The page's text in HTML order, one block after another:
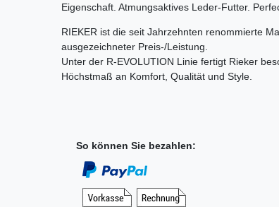
Eigenschaft. Atmungsaktives Leder-Futter.
RIEKER ist die seit Jahrzehnten renommierte
ausgezeichneter Preis-/Leistung.
Unter der R-EVOLUTION Linie fertigt Rieker
Höchstmaß an Komfort, Qualität und Style.
So können Sie bezahlen: